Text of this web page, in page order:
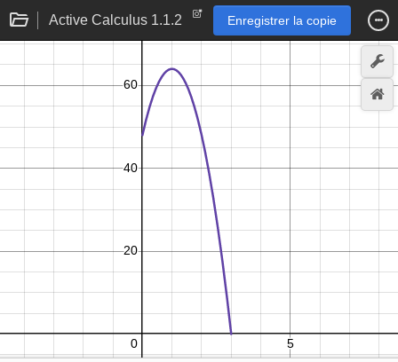
Active Calculus 1.1.2 Enregistrer la copie